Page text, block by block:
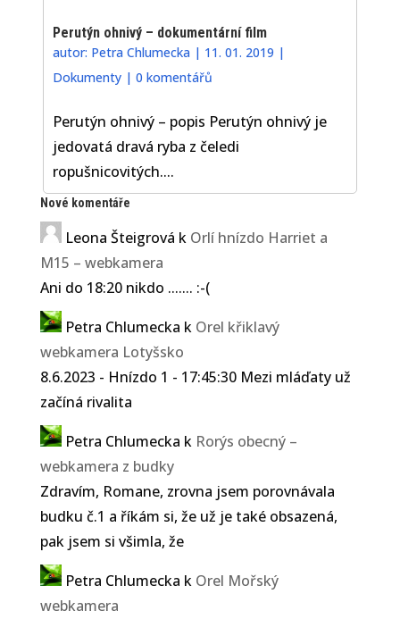
Perutýn ohnivý – dokumentární film
autor: Petra Chlumecka | 11. 01. 2019 |
Dokumenty |0 komentářů
Perutýn ohnivý – popis Perutýn ohnivý je
jedovatá dravá ryba z čeledi
ropušnicovitých....
Nové komentáře
Leona Šteigrová k Orlí hnízdo Harriet a
M15 – webkamera
Ani do 18:20 nikdo ....... :-(
Petra Chlumecka k Orel křiklavý
webkamera Lotyšsko
8.6.2023 - Hnízdo 1 - 17:45:30 Mezi mláďaty už
začíná rivalita
Petra Chlumecka k Rorýs obecný –
webkamera z budky
Zdravím, Romane, zrovna jsem porovnávala
budku č.1 a říkám si, že už je také obsazená,
pak jsem si všimla, že
Petra Chlumecka k Orel Mořský
webkamera